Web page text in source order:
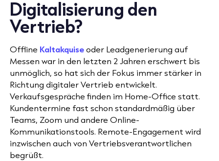
Digitalisierung den
Vertrieb?
Offline Kaltakquiseoder Leadgenerierung auf
Messen war in den letzten 2 Jahren erschwert bis
unmöglich, so hat sich der Fokus immer stärker in
Richtung digitaler Vertrieb entwickelt.
Verkaufsgespräche finden im Home-Office statt.
Kundentermine fast schon standardmäßig über
Teams, Zoom und andere Online-
Kommunikationstools. Remote-Engagement wird
inzwischen auch von Vertriebsverantwortlichen
begrüßt.